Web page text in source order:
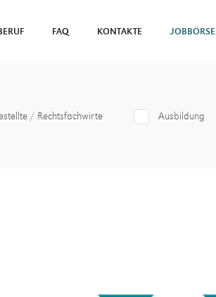
FAQ KONTAKTE JOBBÖRSE
/ Rechtsfachwirte Ausbildung